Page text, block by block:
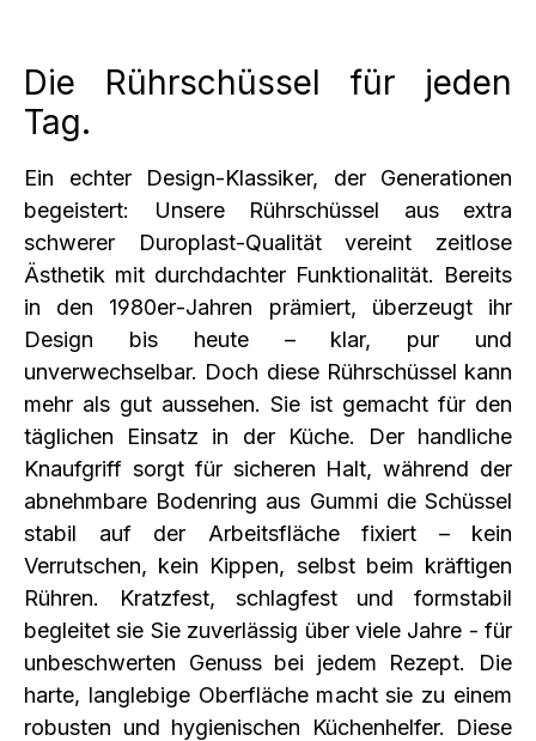
Die Rührschüssel für jeden
Tag.
Ein echter Design‑Klassiker, der Generationen
begeistert: Unsere Rührschüssel aus extra
schwerer Duroplast‑Qualität vereint zeitlose
Ästhetik mit durchdachter Funktionalität. Bereits
in den 1980er‑Jahren prämiert, überzeugt ihr
Design bis heute – klar, pur und
unverwechselbar. Doch diese Rührschüssel kann
mehr als gut aussehen. Sie ist gemacht für den
täglichen Einsatz in der Küche. Der handliche
Knaufgriff sorgt für sicheren Halt, während der
abnehmbare Bodenring aus Gummi die Schüssel
stabil auf der Arbeitsfläche fixiert – kein
Verrutschen, kein Kippen, selbst beim kräftigen
Rühren. Kratzfest, schlagfest und formstabil
begleitet sie Sie zuverlässig über viele Jahre - für
unbeschwerten Genuss bei jedem Rezept. Die
harte, langlebige Oberfläche macht sie zu einem
robusten und hygienischen Küchenhelfer. Diese